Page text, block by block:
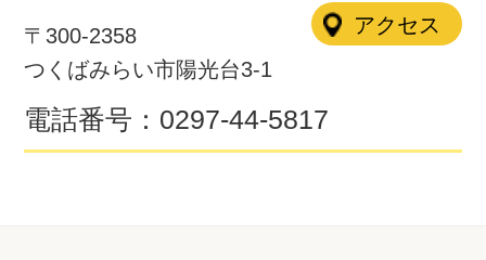
〒300-2358
つくばみらい市陽光台3-1
アクセス
電話番号： 0297-44-5817